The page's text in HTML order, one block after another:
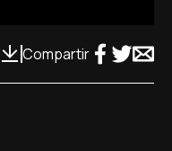
Compartir